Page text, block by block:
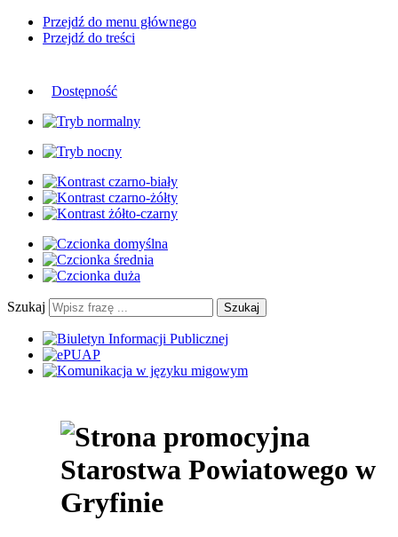
Przejdź do menu głównego
Przejdź do treści
Dostępność
Szukaj Szukaj